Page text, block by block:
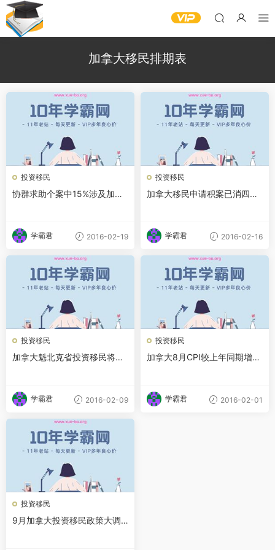
加拿大移民排期表
投资移民
协群求助个案中15%涉及加拿
学霸君 2016-02-19
投资移民
加拿大移民申请积案已消四成
学霸君 2016-02-16
投资移民
加拿大魁北克省投资移民将重
学霸君 2016-02-09
投资移民
加拿大8月CPI较上年同期增长
学霸君 2016-02-01
投资移民
9月加拿大投资移民政策大调